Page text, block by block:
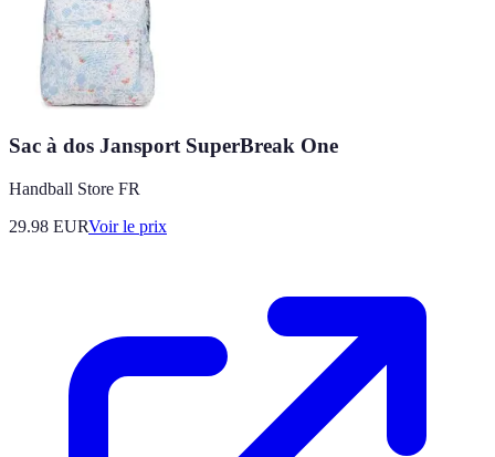
Sac à dos Jansport SuperBreak One
Handball Store FR
29.98 EURVoir le prix